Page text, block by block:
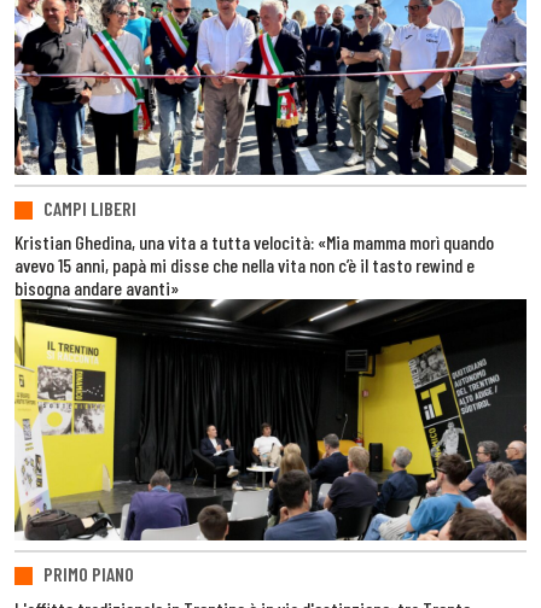
CAMPI LIBERI
Kristian Ghedina, una vita a tutta velocità: «Mia mamma morì quando
avevo 15 anni, papà mi disse che nella vita non c’è il tasto rewind e
bisogna andare avanti»
PRIMO PIANO